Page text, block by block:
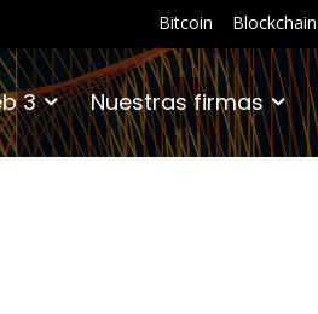
Bitcoin Blockchain
3 Nuestras firmas